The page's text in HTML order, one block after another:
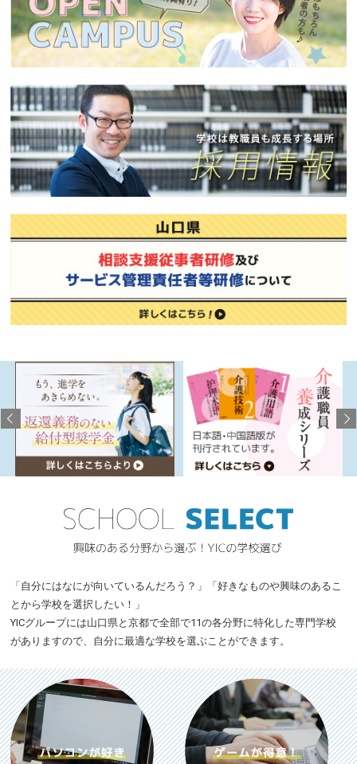
「自分にはなにが向いているんだろう？」「好きなものや興味のあるこ
とから学校を選択したい！」
YICグループには山口県と京都で全部で11の各分野に特化した専門学校
がありますので、自分に最適な学校を選ぶことができます。